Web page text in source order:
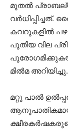
മുതല്‍
കവറുകളില്‍
പുതിയ വില
മില്‍മ അറിയിച്ചു.
മറ്റു പാല്‍